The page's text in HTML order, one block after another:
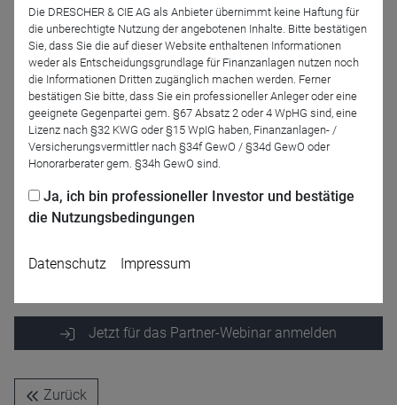
Moderation
Bernhard Speiser
Jetzt für das Partner-Webinar anmelden
Zurück
Die DRESCHER & CIE AG als Anbieter übernimmt keine Haftung für
die unberechtigte Nutzung der angebotenen Inhalte. Bitte bestätigen
Sie, dass Sie die auf dieser Website enthaltenen Informationen
weder als Entscheidungsgrundlage für Finanzanlagen nutzen noch
die Informationen Dritten zugänglich machen werden. Ferner
bestätigen Sie bitte, dass Sie ein professioneller Anleger oder eine
geeignete Gegenpartei gem. §67 Absatz 2 oder 4 WpHG sind, eine
Lizenz nach §32 KWG oder §15 WpIG haben, Finanzanlagen- /
Versicherungsvermittler nach §34f GewO / §34d GewO oder
Honorarberater gem. §34h GewO sind.
Ja, ich bin professioneller Investor und bestätige
die Nutzungsbedingungen
Datenschutz Impressum